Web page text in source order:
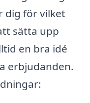
dig för vilket
sätta upp
en bra idé
erbjudanden.